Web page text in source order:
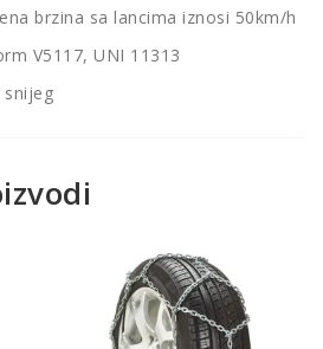
brzina sa lancima iznosi 50km/h
V5117, UNI 11313
snijeg